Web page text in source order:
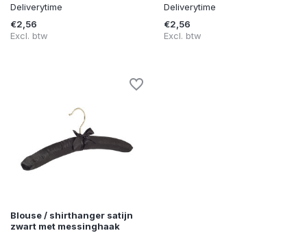
Deliverytime
€2,56
Excl. btw
Deliverytime
€2,56
Excl. btw
Blouse / shirthanger satijn
zwart met messinghaak